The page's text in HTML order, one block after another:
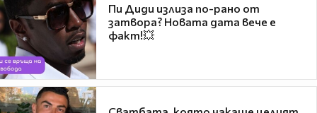
Пи Диди излиза по-рано от
затвора? Новата дата вече е
факт!💥